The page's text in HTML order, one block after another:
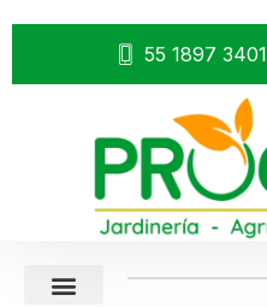
55 1897 3401